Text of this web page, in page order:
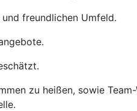
freundlichen Umfeld.
zu heißen, sowie